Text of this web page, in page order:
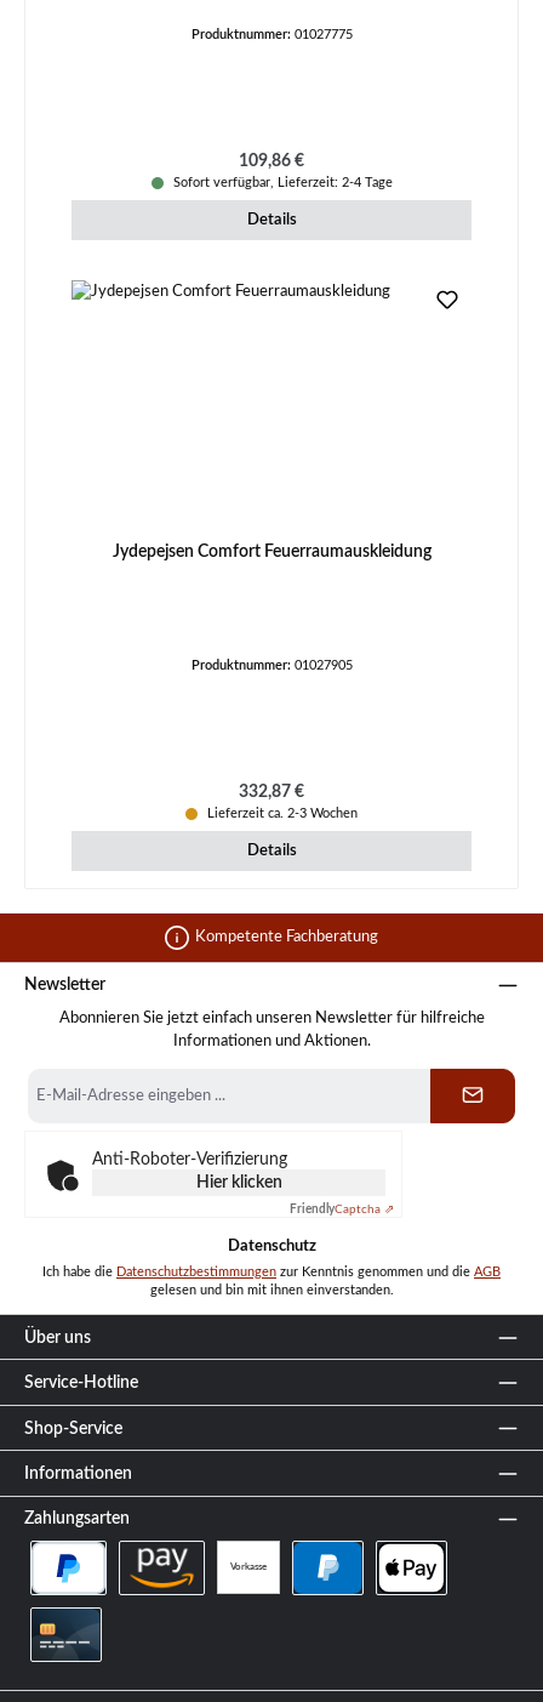
Produktnummer: 01027775
Regulärer Preis:
109,86 €
Sofort verfügbar, Lieferzeit: 2-4 Tage
Details
Jydepejsen Comfort Feuerraumauskleidung
Produktnummer: 01027905
Regulärer Preis:
332,87 €
Lieferzeit ca. 2-3 Wochen
Details
Kompetente Fachberatung
Newsletter
Abonnieren Sie jetzt einfach unseren Newsletter für hilfreiche
Informationen und Aktionen.
Mail-
Anti-Roboter-Verifizierung
Hier klicken
FriendlyCaptcha ⇗
Datenschutz
Ich habe die Datenschutzbestimmungen zur Kenntnis genommen und die AGB
gelesen und bin mit ihnen einverstanden.
Über uns
Service-Hotline
Shop-Service
Informationen
Zahlungsarten
Vorkasse
PayPal Später Bezahlen